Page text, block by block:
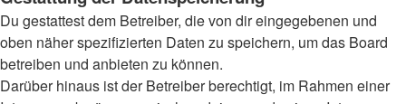
Du gestattest dem Betreiber, die von dir eingegebenen und
oben näher spezifizierten Daten zu speichern, um das Board
betreiben und anbieten zu können.
Darüber hinaus ist der Betreiber berechtigt, im Rahmen einer